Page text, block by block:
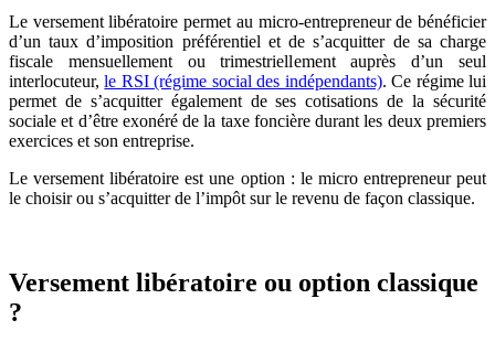
Le versement libératoire permet au micro-entrepreneur de bénéficier
d’un taux d’imposition préférentiel et de s’acquitter de sa charge
fiscale mensuellement ou trimestriellement auprès d’un seul
interlocuteur,le RSI (régime social des indépendants). Ce régime lui
permet de s’acquitter également de ses cotisations de la sécurité
sociale et d’être exonéré de la taxe foncière durant les deux premiers
exercices et son entreprise.
Le versement libératoire est une option : le micro entrepreneur peut
le choisir ou s’acquitter de l’impôt sur le revenu de façon classique.
Versement libératoire ou option classique
?